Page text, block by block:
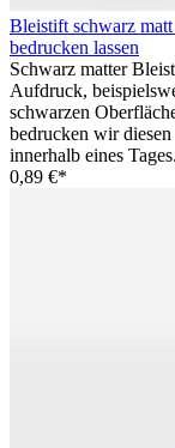
Bleistift schwarz
bedrucken lassen
Schwarz matter
Aufdruck,
schwarzen
bedrucken wir
innerhalb eines Tages.
0,89 €*